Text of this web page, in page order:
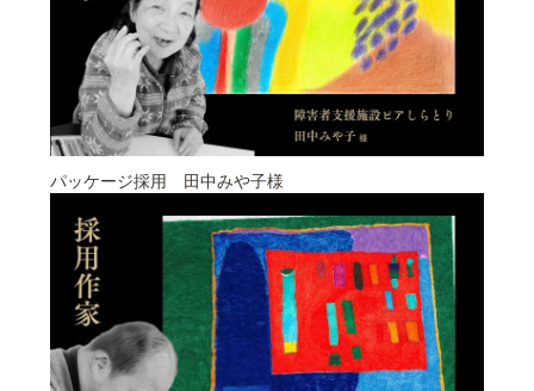
パッケージ採用 田中みや子様